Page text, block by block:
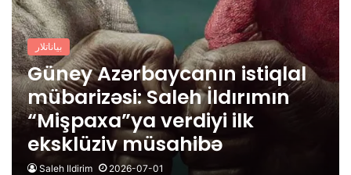
بیاناتلار
Güney Azərbaycanın istiqlal
mübarizəsi: Saleh İldırımın
“Mişpaxa”ya verdiyi ilk
eksklüziv müsahibə
Saleh Ildirim 2026-07-01